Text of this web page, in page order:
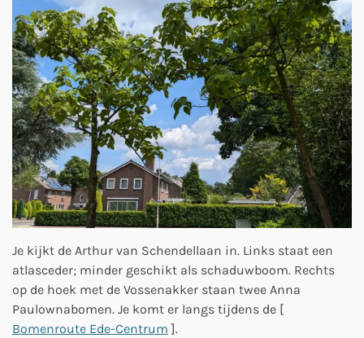
Je kijkt de Arthur van Schendellaan in. Links staat een
atlasceder; minder geschikt als schaduwboom. Rechts
op de hoek met de Vossenakker staan twee Anna
Paulownabomen. Je komt er langs tijdens de [
Bomenroute Ede-Centrum ].